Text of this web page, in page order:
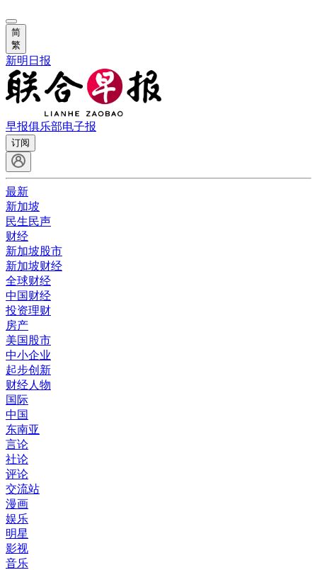
简
繁
新明日报
早报俱乐部电子报
订阅
最新
新加坡
民生民声
财经
新加坡股市
新加坡财经
全球财经
中国财经
投资理财
房产
美国股市
中小企业
起步创新
财经人物
国际
中国
东南亚
言论
社论
评论
交流站
漫画
娱乐
明星
影视
音乐